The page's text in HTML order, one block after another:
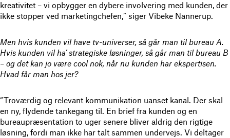
kreativitet – vi opbygger en dybere involvering med kunden, der
ikke stopper ved marketingchefen,” siger Vibeke Nannerup.
Men hvis kunden vil have tv-universer, så går man til bureau A.
Hvis kunden vil ha’ strategiske løsninger, så går man til bureau B
– og det kan jo være cool nok, når nu kunden har ekspertisen.
Hvad får man hos jer?
“Troværdig og relevant kommunikation uanset kanal. Der skal
en ny, flydende tankegang til. En brief fra kunden og en
bureaupræsentation to uger senere bliver aldrig den rigtige
løsning, fordi man ikke har talt sammen undervejs. Vi deltager